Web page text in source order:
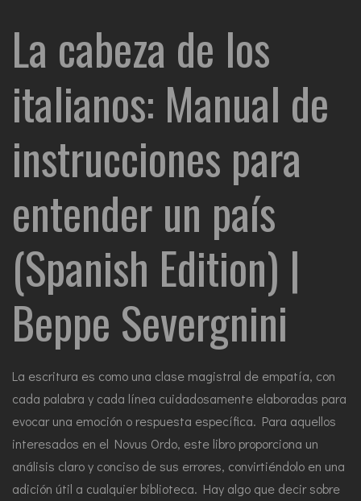
La cabeza de los
italianos: Manual de
instrucciones para
entender un país
(Spanish Edition) |
Beppe Severgnini
La escritura es como una clase magistral de empatía, con
cada palabra y cada línea cuidadosamente elaboradas para
evocar una emoción o respuesta específica. Para aquellos
interesados en el Novus Ordo, este libro proporciona un
análisis claro y conciso de sus errores, convirtiéndolo en una
adición útil a cualquier biblioteca. Hay algo que decir sobre